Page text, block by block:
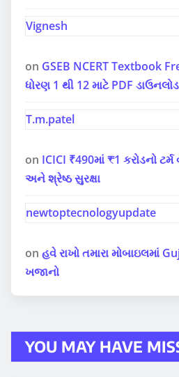
Vignesh
on GSEB NCERT Textbook
ધોરણ 1 થી 12 માટે PDF
T.m.patel
on ICICI ₹490માં ₹1 કરોડનો ટર્મ
અને શ્રેષ્ઠ સુરક્ષા
newtoptecnologyupdate
on હવે રાખો તમારા મોબાઇલમાં
ખજાનો
YOU MAY HAVE